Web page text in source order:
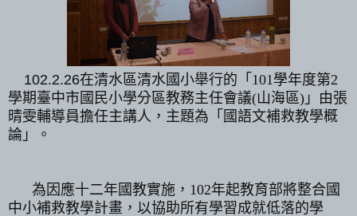
102.2.26在清水區清水國小舉行的「 101 學年度第2
學期臺中市國民小學分區教務主任會議(山海區) 」由張
晴雯輔導員擔任主講人，主題為「國語文補救教學概
論」。
為因應十二年國教實施， 102年起教育部將整合國
中小補救教學計畫，以協助所有學習成就低落的學